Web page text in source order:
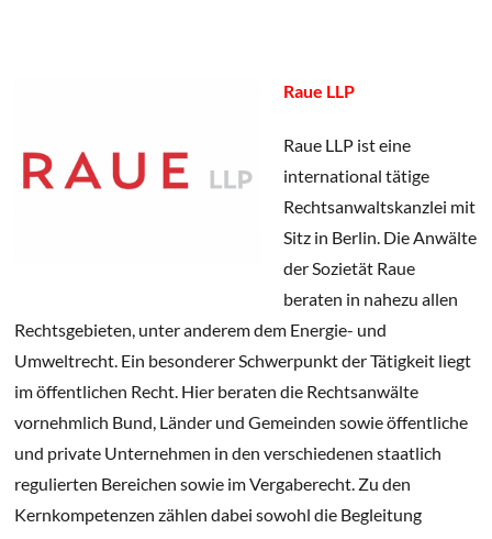
Raue LLP
Raue LLP ist eine
international tätige
Rechtsanwaltskanzlei mit
Sitz in Berlin. Die Anwälte
der Sozietät Raue
beraten in nahezu allen
Rechts­gebieten, unter anderem dem Energie- und
Umweltrecht. Ein besonderer Schwerpunkt der Tätigkeit liegt
im öffentlichen Recht. Hier beraten die Rechtsanwälte
vornehmlich Bund, Länder und Gemeinden sowie öffentliche
und private Unternehmen in den verschiedenen staatlich
regulierten Bereichen sowie im Vergaberecht. Zu den
Kernkompetenzen zählen dabei sowohl die Begleitung